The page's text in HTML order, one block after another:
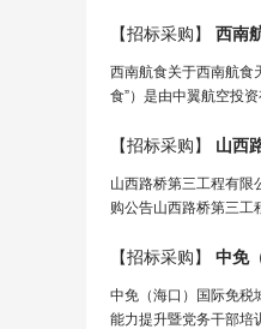
【招标采购】 西南
西南航食关于西南航食
食”）是由中翼航空投
【招标采购】 山西
山西路桥第三工程有限
购公告山西路桥第三工
【招标采购】
中免（海口）国际免税
能力提升暨党务干部培